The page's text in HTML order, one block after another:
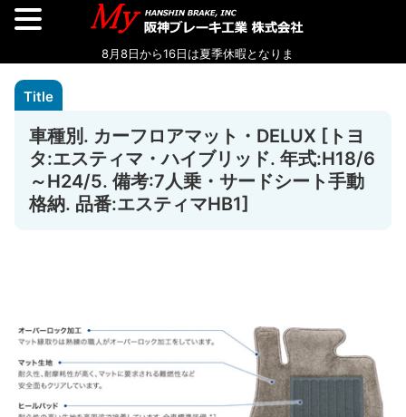
車種別. カーフロアマット・DELUX [トヨ
タ:エスティマ・ハイブリッド. 年式:H18/6
～H24/5. 備考:7人乗・サードシート手動
格納. 品番:エスティマHB1]